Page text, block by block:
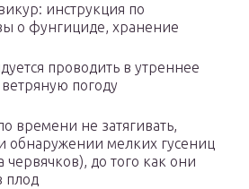
инструкция по
о фунгициде, хранение
проводить в утреннее
погоду
времени не затягивать,
обнаружении мелких гусениц
до того как они
плод